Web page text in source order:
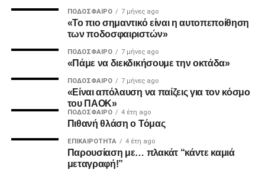
RELATED TOPICS:
Από αύριο στο TAXIS οι αιτήσεις για τα χρέη!
Όλα για όλα στην Κυψέλη
paokrevolution
Ο Καμαρά έκρινε ακόμη ένα ματς του ΠΑΟΚ τη φετινή
σεζόν με κεφαλιά, μετά τα σημαντικά γκολ του κόντρα σε
Ατρόμητο και Λεβαδειακό.
Ο Τσακαλίδης δεν ήρθε αντιμέτωπος με κάποια δύσκολη
φάση. Καταλόγισε στο 21’ χωρίς δεύτερη σκέψη το
πέναλτι υπέρ του Παναιτωλικού για μαρκάρισμα του
Μιχαηλίδη και έβγαλε συνολικά από το τσεπάκι του επτά
ΠΟΔΌΣΦΑΙΡΟ 7 μήνες ago
«Το πιο σημαντικό είναι η αυτοπεποίθηση
των ποδοσφαιριστών»
ΠΟΔΌΣΦΑΙΡΟ 7 μήνες ago
«Πάμε να διεκδικήσουμε την οκτάδα»
ΠΟΔΌΣΦΑΙΡΟ 7 μήνες ago
«Είναι απόλαυση να παίζεις για τον κόσμο
του ΠΑΟΚ»
ΠΟΔΌΣΦΑΙΡΟ 4 έτη ago
Πιθανή θλάση ο Τόμας
ΕΠΙΚΑΙΡΌΤΗΤΑ 4 έτη ago
Παρουσίαση με… πλακάτ “κάντε καμιά
μεταγραφή!”